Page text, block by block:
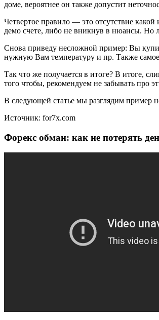
доме, вероятнее он также допустит
Четвертое правило — это отсутствие
демо счете, либо не вникнув в нюансы. Но
Снова приведу несложной пример: Вы
нужную Вам температуру и пр. Также самое
Так что же получается в итоге? В итоге,
того чтобы, рекомендуем не забывать про
В следующей статье мы разглядим пример
Источник: for7x.com
Форекс обман: как не потерять